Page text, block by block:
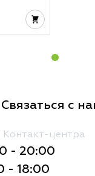
Связаться с
центра
- 20:00
- 18:00